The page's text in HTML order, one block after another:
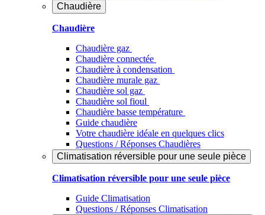
Chaudière
Chaudière
Chaudière gaz
Chaudière connectée
Chaudière à condensation
Chaudière murale gaz
Chaudière sol gaz
Chaudière sol fioul
Chaudière basse température
Guide chaudière
Votre chaudière idéale en quelques clics
Questions / Réponses Chaudières
Climatisation réversible pour une seule pièce
Climatisation réversible pour une seule pièce
Guide Climatisation
Questions / Réponses Climatisation